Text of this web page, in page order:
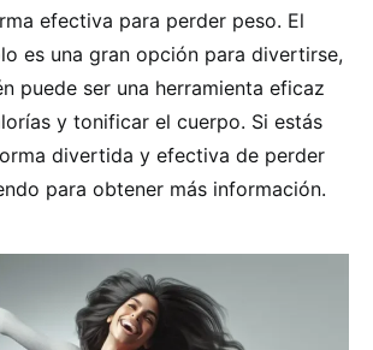
efectiva para perder peso. El
es una gran opción para divertirse,
puede ser una herramienta eficaz
y tonificar el cuerpo. Si estás
divertida y efectiva de perder
para obtener más información.